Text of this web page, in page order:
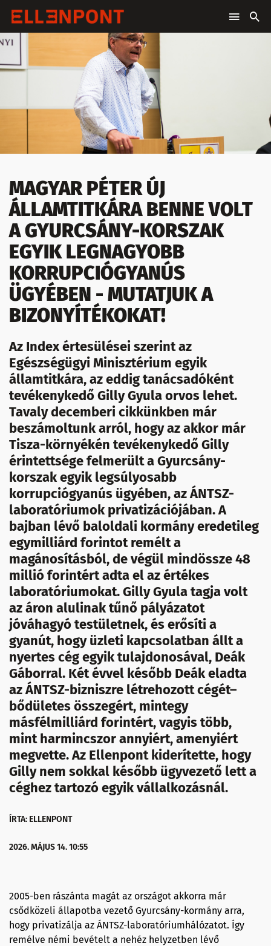
MAGYAR PÉTER ÚJ
ÁLLAMTITKÁRA BENNE VOLT
A GYURCSÁNY-KORSZAK
EGYIK LEGNAGYOBB
KORRUPCIÓGYANÚS
ÜGYÉBEN - MUTATJUK A
BIZONYÍTÉKOKAT!
Az Index értesülései szerint az
Egészségügyi Minisztérium egyik
államtitkára, az eddig tanácsadóként
tevékenykedő Gilly Gyula orvos lehet.
Tavaly decemberi cikkünkben már
beszámoltunk arról, hogy az akkor már
Tisza-környékén tevékenykedő Gilly
érintettsége felmerült a Gyurcsány-
korszak egyik legsúlyosabb
korrupciógyanús ügyében, az ÁNTSZ-
laboratóriumok privatizációjában. A
bajban lévő baloldali kormány eredetileg
egymilliárd forintot remélt a
magánosításból, de végül mindössze 48
millió forintért adta el az értékes
laboratóriumokat. Gilly Gyula tagja volt
az áron alulinak tűnő pályázatot
jóváhagyó testületnek, és erősíti a
gyanút, hogy üzleti kapcsolatban állt a
nyertes cég egyik tulajdonosával, Deák
Gáborral. Két évvel később Deák eladta
az ÁNTSZ-bizniszre létrehozott cégét–
bődületes összegért, mintegy
másfélmilliárd forintért, vagyis több,
mint harmincszor annyiért, amenyiért
megvette. Az Ellenpont kiderítette, hogy
Gilly nem sokkal később ügyvezető lett a
céghez tartozó egyik vállalkozásnál.
ÍRTA: ELLENPONT
2026. MÁJUS 14. 10:55
2005-ben rászánta magát az országot akkorra már
csődközeli állapotba vezető Gyurcsány-kormány arra,
hogy privatizálja az ÁNTSZ-laboratóriumhálózatot. Így
remélve némi bevételt a nehéz helyzetben lévő